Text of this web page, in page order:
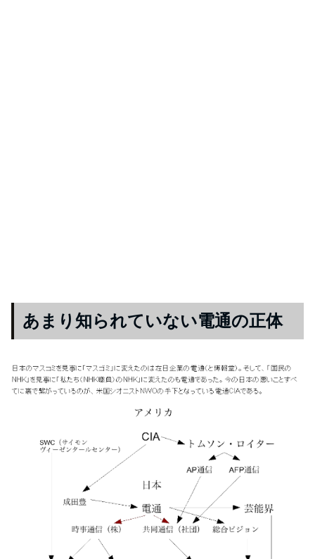
あまり知られていない電通の正体